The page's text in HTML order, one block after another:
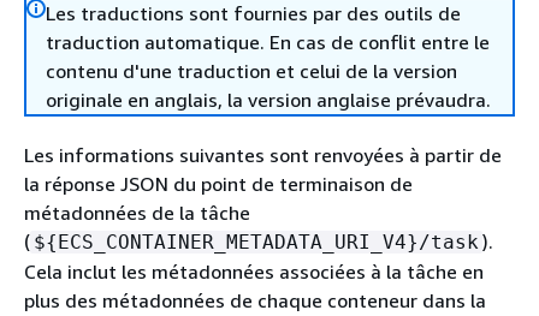
Les traductions sont fournies par des outils de
traduction automatique. En cas de conflit entre le
contenu d'une traduction et celui de la version
originale en anglais, la version anglaise prévaudra.
Les informations suivantes sont renvoyées à partir de
la réponse JSON du point de terminaison de
métadonnées de la tâche
( ${ECS_CONTAINER_METADATA_URI_V4}/task).
Cela inclut les métadonnées associées à la tâche en
plus des métadonnées de chaque conteneur dans la